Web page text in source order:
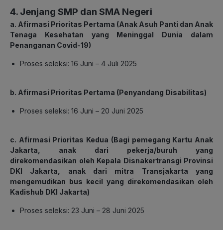
4. Jenjang SMP dan SMA Negeri
a. Afirmasi Prioritas Pertama (Anak Asuh Panti dan Anak
Tenaga Kesehatan yang Meninggal Dunia dalam
Penanganan Covid-19)
Proses seleksi: 16 Juni – 4 Juli 2025
b. Afirmasi Prioritas Pertama (Penyandang Disabilitas)
Proses seleksi: 16 Juni – 20 Juni 2025
c. Afirmasi Prioritas Kedua (Bagi pemegang Kartu Anak
Jakarta, anak dari pekerja/buruh yang
direkomendasikan oleh Kepala Disnakertransgi Provinsi
DKI Jakarta, anak dari mitra Transjakarta yang
mengemudikan bus kecil yang direkomendasikan oleh
Kadishub DKI Jakarta)
Proses seleksi: 23 Juni – 28 Juni 2025